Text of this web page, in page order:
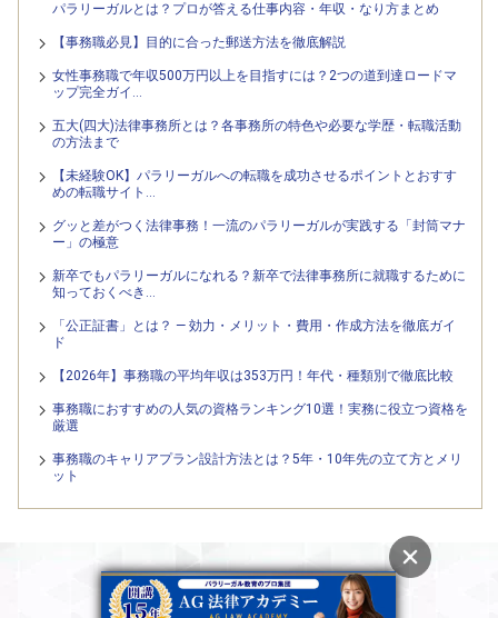
パラリーガルとは？プロが答える仕事内容・年収・なり方まとめ
【事務職必見】目的に合った郵送方法を徹底解説
女性事務職で年収500万円以上を目指すには？2つの道到達ロードマ
ップ完全ガイ…
五大(四大)法律事務所とは？各事務所の特色や必要な学歴・転職活動
の方法まで
【未経験OK】パラリーガルへの転職を成功させるポイントとおすす
めの転職サイト…
グッと差がつく法律事務！一流のパラリーガルが実践する「封筒マナ
ー」の極意
新卒でもパラリーガルになれる？新卒で法律事務所に就職するために
知っておくべき…
「公正証書」とは？ — 効力・メリット・費用・作成方法を徹底ガイ
ド
【2026年】事務職の平均年収は353万円！年代・種類別で徹底比較
事務職におすすめの人気の資格ランキング10選！実務に役立つ資格を
厳選
事務職のキャリアプラン設計方法とは？5年・10年先の立て方とメリ
ット